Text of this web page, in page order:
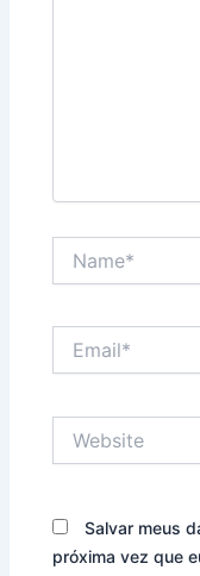
Salvar meus
próxima vez que